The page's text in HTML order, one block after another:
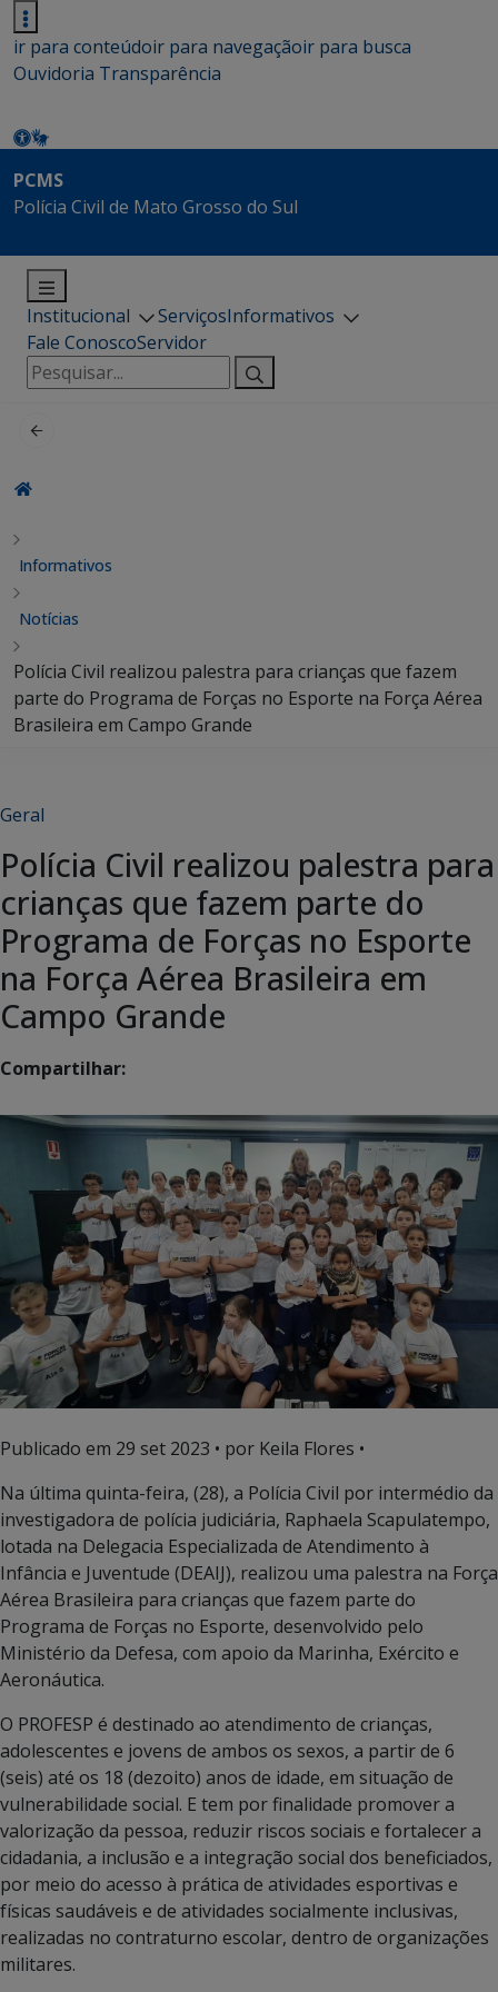
ir para conteúdoir para navegaçãoir para busca
Ouvidoria Transparência
PCMS
Polícia Civil de Mato Grosso do Sul
Institucional ServiçosInformativos
Fale ConoscoServidor
Pesquisar
por:
Informativos
Notícias
Polícia Civil realizou palestra para crianças que fazem
parte do Programa de Forças no Esporte na Força Aérea
Brasileira em Campo Grande
Geral
Polícia Civil realizou palestra para
crianças que fazem parte do
Programa de Forças no Esporte
na Força Aérea Brasileira em
Campo Grande
Compartilhar:
Publicado em 29 set 2023 • por Keila Flores •
Na última quinta-feira, (28), a Polícia Civil por intermédio da
investigadora de polícia judiciária, Raphaela Scapulatempo,
lotada na Delegacia Especializada de Atendimento à
Infância e Juventude (DEAIJ), realizou uma palestra na Força
Aérea Brasileira para crianças que fazem parte do
Programa de Forças no Esporte, desenvolvido pelo
Ministério da Defesa, com apoio da Marinha, Exército e
Aeronáutica.
O PROFESP é destinado ao atendimento de crianças,
adolescentes e jovens de ambos os sexos, a partir de 6
(seis) até os 18 (dezoito) anos de idade, em situação de
vulnerabilidade social. E tem por finalidade promover a
valorização da pessoa, reduzir riscos sociais e fortalecer a
cidadania, a inclusão e a integração social dos beneficiados,
por meio do acesso à prática de atividades esportivas e
físicas saudáveis e de atividades socialmente inclusivas,
realizadas no contraturno escolar, dentro de organizações
militares.